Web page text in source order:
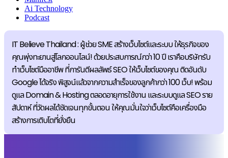
Ai Technology
Podcast
IT Believe Thailand : ผู้ช่วย SME สร้างเว็บไซต์และระบบ ให้ธุรกิจของ
คุณพุ่งทะยานสู่โลกออนไลน์! ด้วยประสบการณ์กว่า 10 ปี เราคือบริษัทรับ
ทำเว็บไซต์มืออาชีพ ที่การันตีผลลัพธ์ SEO ให้เว็บไซต์ของคุณ ติดอันดับ
Google ได้จริง พิสูจน์แล้วจากความสำเร็จของลูกค้ากว่า 100 เว็บ! พร้อม
ดูแล Domain & Hosting ตลอดอายุการใช้งาน และระบบดูแล SEO ราย
สัปดาห์ ที่วัดผลได้ชัดเจนทุกขั้นตอน ให้คุณมั่นใจว่าเว็บไซต์คือเครื่องมือ
สร้างการเติบโตที่ยั่งยืน